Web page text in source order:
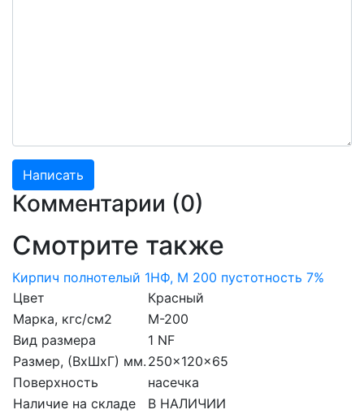
Комментарии (0)
Смотрите также
Кирпич полнотелый 1НФ, М 200 пустотность 7%
Цвет
Красный
Марка, кгс/см2
M-200
Вид размера
1 NF
Размер, (ВхШхГ) мм. 250x120x65
Поверхность
насечка
Наличие на складе
В НАЛИЧИИ